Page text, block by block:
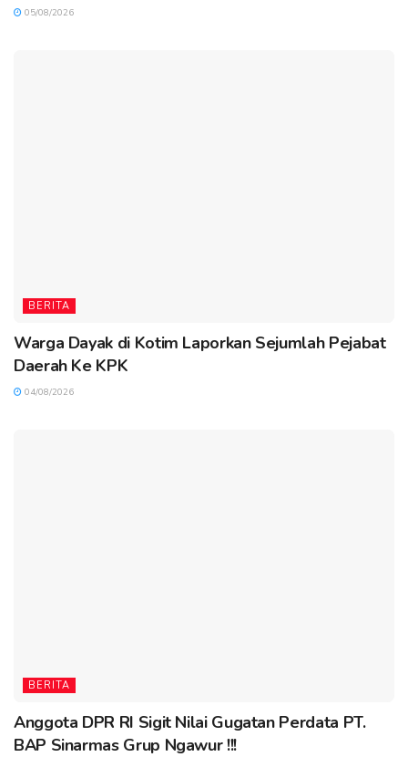
05/08/2026
BERITA
Warga Dayak di Kotim Laporkan Sejumlah Pejabat
Daerah Ke KPK
04/08/2026
BERITA
Anggota DPR RI Sigit Nilai Gugatan Perdata PT.
BAP Sinarmas Grup Ngawur !!!